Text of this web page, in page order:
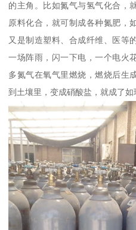
的主角。比如氮气与氢气化合，
原料化合，就可制成各种氮肥，
又是制造塑料、合成纤维、医等
一场阵雨，闪一下电，一个电火
多氮气在氧气里燃烧，燃烧后生
到土壤里，变成硝酸盐，就成了如